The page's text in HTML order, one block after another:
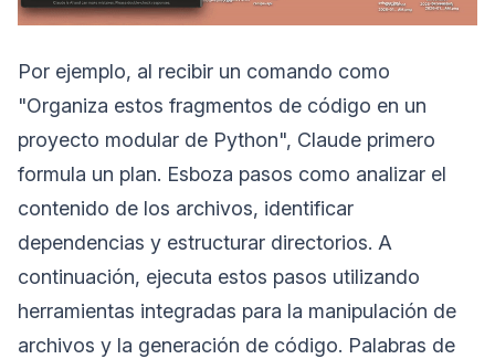
Por ejemplo, al recibir un comando como
"Organiza estos fragmentos de código en un
proyecto modular de Python", Claude primero
formula un plan. Esboza pasos como analizar el
contenido de los archivos, identificar
dependencias y estructurar directorios. A
continuación, ejecuta estos pasos utilizando
herramientas integradas para la manipulación de
archivos y la generación de código. Palabras de